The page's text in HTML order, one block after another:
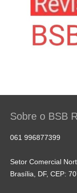
Sobre o BSB
061 996877399
Setor Comercial
Brasília, DF, CEP: